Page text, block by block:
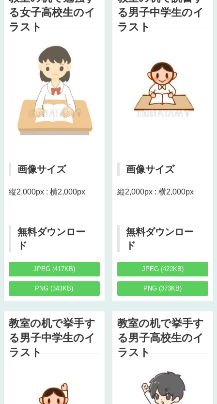
る女子高校生のイ
ラスト
画像サイズ
縦2,000px : 横2,000px
無料ダウンロー
ド
JPEG (417KB)
PNG (343KB)
る男子中学生のイ
ラスト
画像サイズ
縦2,000px : 横2,000px
無料ダウンロー
ド
JPEG (422KB)
PNG (373KB)
教室の机で挙手す
る男子中学生のイ
ラスト
教室の机で挙手す
る男子高校生のイ
ラスト